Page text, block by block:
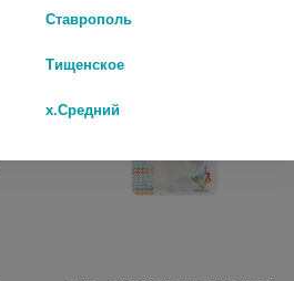
Ставрополь
Тищенское
х.Средний